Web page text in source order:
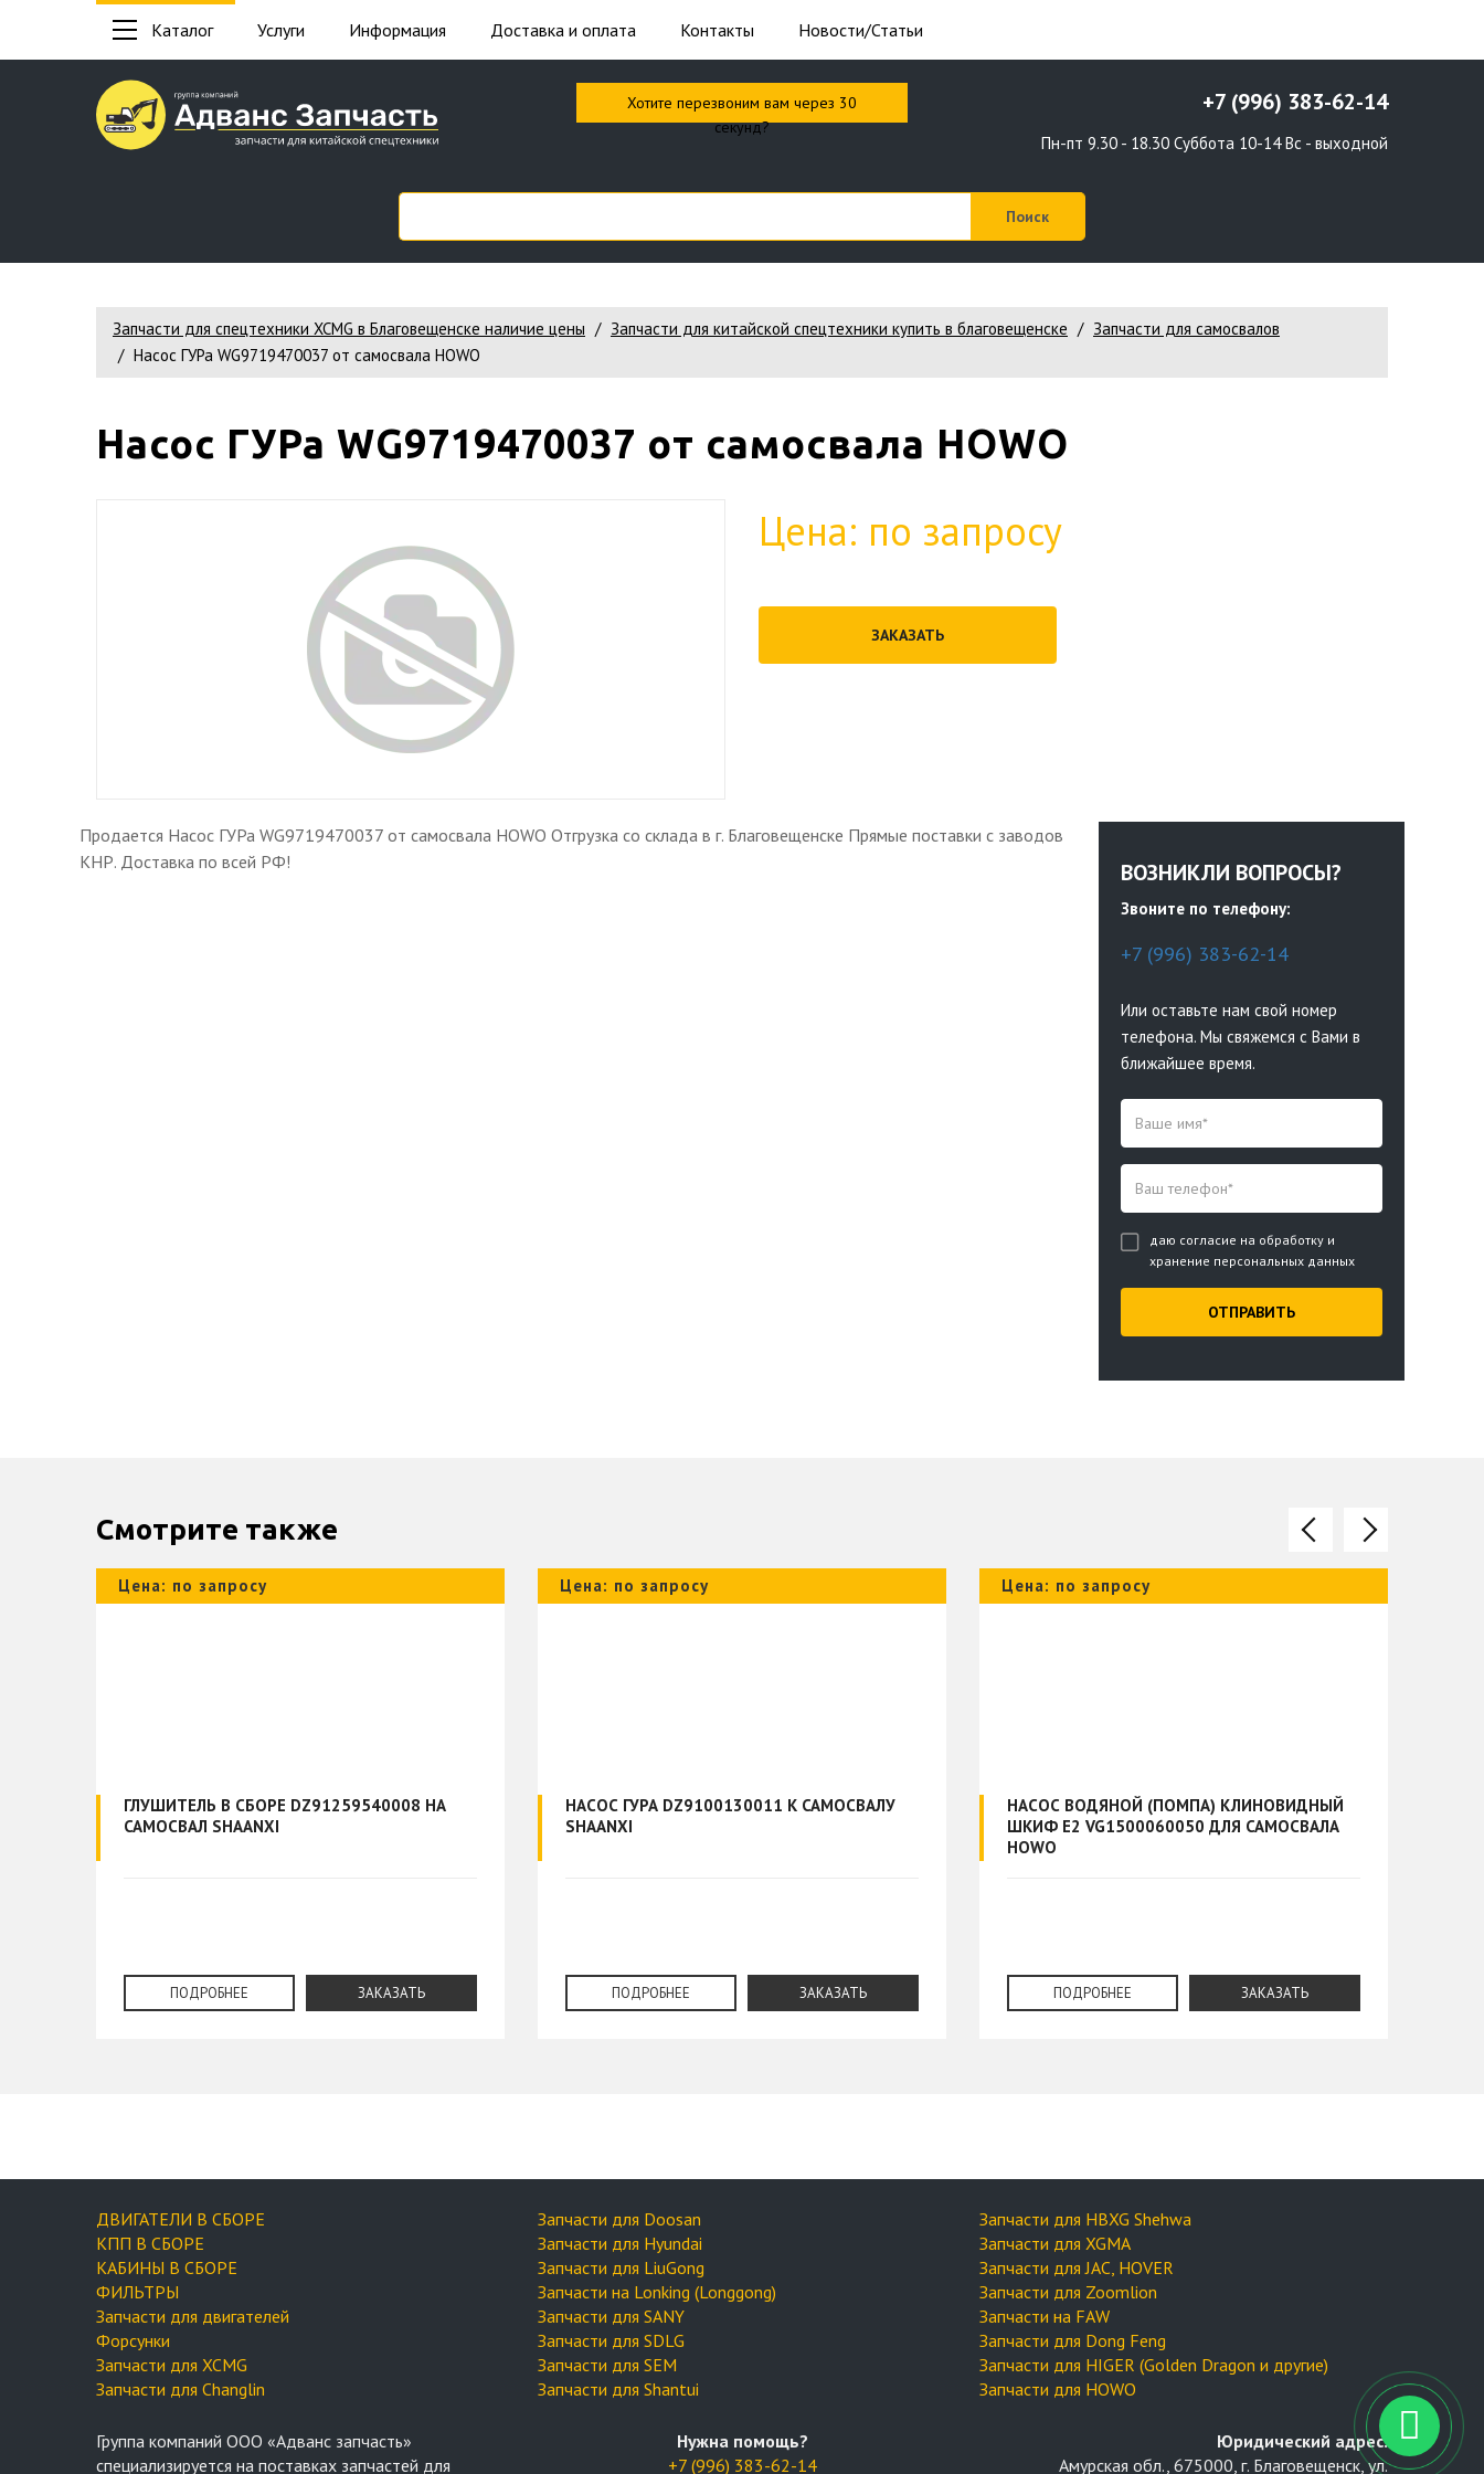
Каталог Услуги Информация Доставка и оплата Контакты Новости/Статьи
Хотите перезвоним вам через 30
секунд?
+7 (996) 383-62-14
Пн-пт 9.30 - 18.30 Суббота 10-14 Вс - выходной
Запчасти для спецтехники XCMG в Благовещенске наличие цены Запчасти для китайской спецтехники купить в благовещенске
Запчасти для самосвалов
Насос ГУРа WG9719470037 от самосвала HOWO
Насос ГУРа WG9719470037 от самосвала HOWO
Цена: по запросу
ЗАКАЗАТЬ
Продается Насос ГУРа WG9719470037 от самосвала HOWO Отгрузка со склада в г. Благовещенске Прямые поставки с заводов
КНР. Доставка по всей РФ!
ВОЗНИКЛИ ВОПРОСЫ?
Звоните по телефону:
+7 (996) 383-62-14
Или оставьте нам свой номер
телефона. Мы свяжемся с Вами в
ближайшее время.
даю согласие на обработку и
хранение персональных данных
Смотрите также
Цена: по запросу
ГЛУШИТЕЛЬ В СБОРЕ DZ91259540008 НА
САМОСВАЛ SHAANXI
ПОДРОБНЕЕ ЗАКАЗАТЬ
Цена: по запросу
НАСОС ГУРА DZ9100130011 К САМОСВАЛУ
SHAANXI
ПОДРОБНЕЕ ЗАКАЗАТЬ
Цена: по запросу
НАСОС ВОДЯНОЙ (ПОМПА) КЛИНОВИДНЫЙ
ШКИФ Е2 VG1500060050 ДЛЯ САМОСВАЛА
HOWO
ПОДРОБНЕЕ ЗАКАЗАТЬ
ДВИГАТЕЛИ В СБОРЕ
КПП В СБОРЕ
КАБИНЫ В СБОРЕ
ФИЛЬТРЫ
Запчасти для двигателей
Форсунки
Запчасти для XCMG
Запчасти для Changlin
Запчасти для Doosan
Запчасти для Hyundai
Запчасти для LiuGong
Запчасти на Lonking (Longgong)
Запчасти для SANY
Запчасти для SDLG
Запчасти для SEM
Запчасти для Shantui
Запчасти для HBXG Shehwa
Запчасти для XGMA
Запчасти для JAC, HOVER
Запчасти для Zoomlion
Запчасти на FAW
Запчасти для Dong Feng
Запчасти для HIGER (Golden Dragon и другие)
Запчасти для HOWO
Группа компаний OOO «Адванс запчасть»
специализируется на поставках запчастей для
Нужна помощь?
+7 (996) 383-62-14
Юридический адрес:
Амурская обл., 675000, г. Благовещенск, ул.